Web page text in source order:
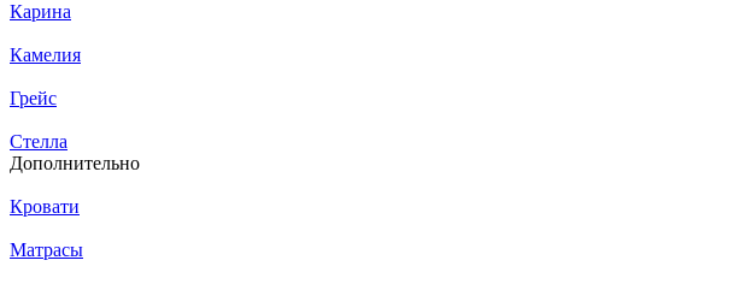
Карина
Камелия
Грейс
Стелла
Дополнительно
Кровати
Матрасы